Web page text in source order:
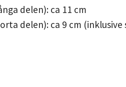
delen): ca 11 cm
delen): ca 9 cm (inklusive